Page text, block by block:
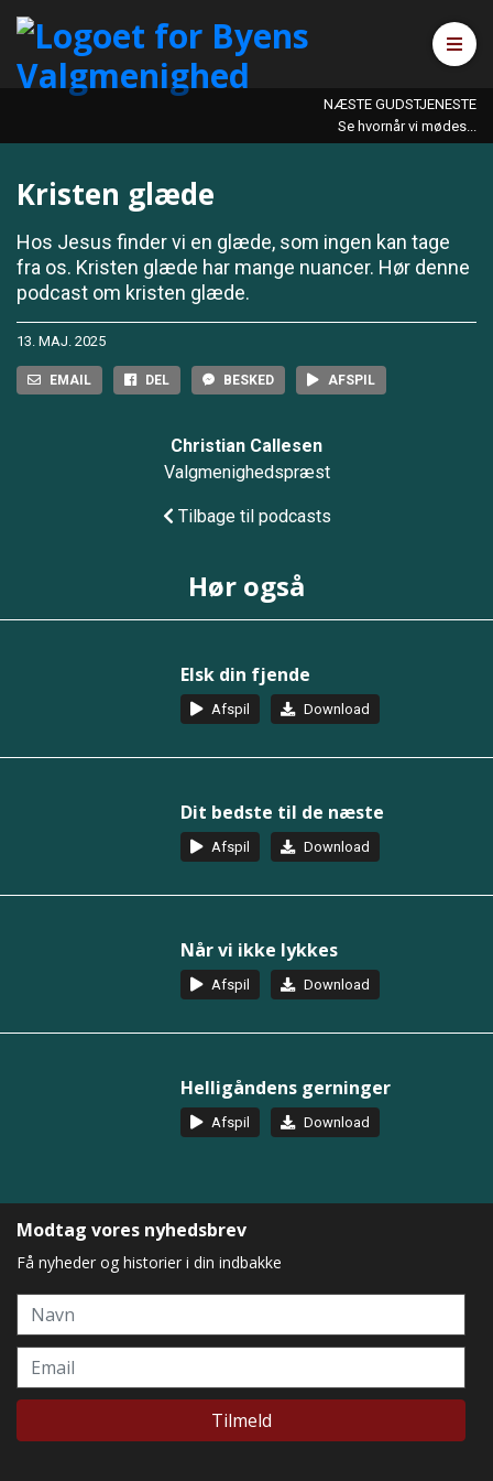
NÆSTE GUDSTJENESTE
Se hvornår vi mødes...
Åbn
Christian Callesen
Valgmenighedspræst
Tilbage til podcasts
Kristen glæde
Hos Jesus finder vi en glæde, som ingen kan tage
fra os. Kristen glæde har mange nuancer. Hør denne
podcast om kristen glæde.
13. MAJ. 2025
EMAIL DEL BESKED AFSPIL
Hør også
Elsk din fjende
Afspil Download
Dit bedste til de næste
Afspil Download
Når vi ikke lykkes
Afspil Download
Helligåndens gerninger
Afspil Download
Modtag vores nyhedsbrev
Få nyheder og historier i din indbakke
Navn
Email
Tilmeld